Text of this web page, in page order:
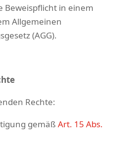
Beweispflicht in einem
Allgemeinen
(AGG).
Rechte:
gemäß Art. 15 Abs.